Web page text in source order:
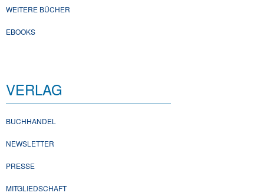
WEITERE BÜCHER
EBOOKS
VERLAG
BUCHHANDEL
NEWSLETTER
PRESSE
MITGLIEDSCHAFT